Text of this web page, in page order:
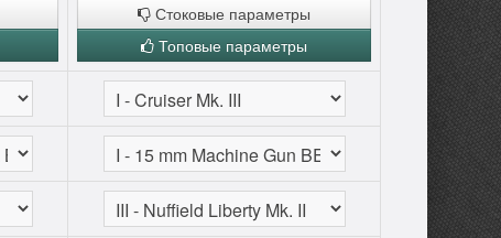
Стоковые параметры
Топовые параметры